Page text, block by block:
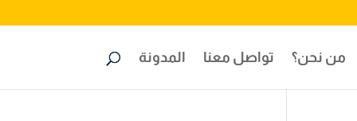
من نحن؟ تواصل معنا المدونة